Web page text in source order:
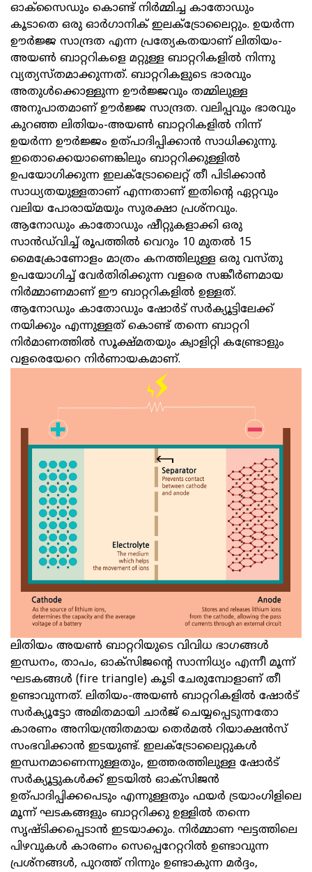
ഓക്സൈഡും കൊണ്ട് നിര്‍മ്മിച്ച കാതോഡും
കൂടാതെ ഒരു ഓര്‍ഗാനിക് ഇലക്ട്രോലൈറ്റും. ഉയര്‍ന്ന
ഊര്‍ജ്ജ സാന്ദ്രത എന്ന പ്രത്യേകതയാണ് ലിതിയം-
അയൺ ബാറ്ററികളെ മറ്റുള്ള ബാറ്ററികളിൽ നിന്നു
വ്യത്യസ്തമാക്കുന്നത്. ബാറ്ററികളുടെ ഭാരവും
അതുള്‍ക്കൊള്ളുന്ന ഊര്‍ജ്ജവും തമ്മിലുള്ള
അനുപാതമാണ് ഊര്‍ജ്ജ സാന്ദ്രത. വലിപ്പവും ഭാരവും
കുറഞ്ഞ ലിതിയം-അയൺ ബാറ്ററികളില്‍ നിന്ന്
ഉയര്‍ന്ന ഊര്‍ജ്ജം ഉത്പാദിപ്പിക്കാന്‍ സാധിക്കുന്നു.
ഇതൊക്കെയാണെങ്കിലും ബാറ്ററിക്കുള്ളില്‍
ഉപയോഗിക്കുന്ന ഇലക്ട്രോലൈറ്റ് തീ പിടിക്കാന്‍
സാധ്യതയുള്ളതാണ് എന്നതാണ് ഇതിന്റെ ഏറ്റവും
വലിയ പോരായ്മയും സുരക്ഷാ പ്രശ്നവും.
ആനോഡും കാതോഡും ഷീറ്റുകളാക്കി ഒരു
സാന്‍ഡ്‌വിച്ച് രൂപത്തില്‍ വെറും 10 മുതൽ 15
മൈക്രോണോളം മാത്രം കനത്തിലുള്ള ഒരു വസ്തു
ഉപയോഗിച്ച് വേർതിരിക്കുന്ന വളരെ സങ്കീര്‍ണമായ
നിര്‍മ്മാണമാണ് ഈ ബാറ്ററികളിൽ ഉള്ളത്.
ആനോഡും കാതോഡും ഷോർട് സര്‍ക്യൂട്ടിലേക്ക്
നയിക്കും എന്നുള്ളത് കൊണ്ട് തന്നെ ബാറ്ററി
നിർമാണത്തില്‍ സൂക്ഷ്മതയും ക്വാളിറ്റി കണ്ട്രോളും
വളരെയേറെ നിർണായകമാണ്.
ലിതിയം അയൺ ബാറ്ററിയുടെ വിവിധ ഭാഗങ്ങൾ
ഇന്ധനം, താപം, ഓക്സിജന്റെ സാന്നിധ്യം എന്നീ മൂന്ന്
ഘടകങ്ങൾ (fire triangle) കൂടി ചേരുമ്പോളാണ് തീ
ഉണ്ടാവുന്നത്. ലിതിയം-അയൺ ബാറ്ററികളിൽ ഷോർട്
സര്‍ക്യൂട്ടോ അമിതമായി ചാര്‍ജ് ചെയ്യപ്പെടുന്നതോ
കാരണം അനിയന്ത്രിതമായ തെര്‍മല്‍ റിയാക്ഷന്‍സ്
സംഭവിക്കാന്‍ ഇടയുണ്ട്. ഇലക്ട്രോലൈറ്റുകള്‍
ഇന്ധനമാണെന്നുള്ളതും, ഇത്തരത്തിലുള്ള ഷോർട്
സര്‍ക്യൂട്ടുകള്‍ക്ക് ഇടയിൽ ഓക്സിജന്‍
ഉത്പാദിപ്പിക്കപെടും എന്നുള്ളതും ഫയർ ട്രയാംഗിളിലെ
മൂന്ന് ഘടകങ്ങളും ബാറ്ററിക്കു ഉള്ളിൽ തന്നെ
സൃഷ്ടിക്കപ്പെടാന്‍ ഇടയാക്കും. നിര്‍മ്മാണ ഘട്ടത്തിലെ
പിഴവുകള്‍ കാരണം സെപ്പെറേറ്ററില്‍ ഉണ്ടാവുന്ന
പ്രശ്നങ്ങൾ, പുറത്ത് നിന്നും ഉണ്ടാകുന്ന മര്‍ദ്ദം,